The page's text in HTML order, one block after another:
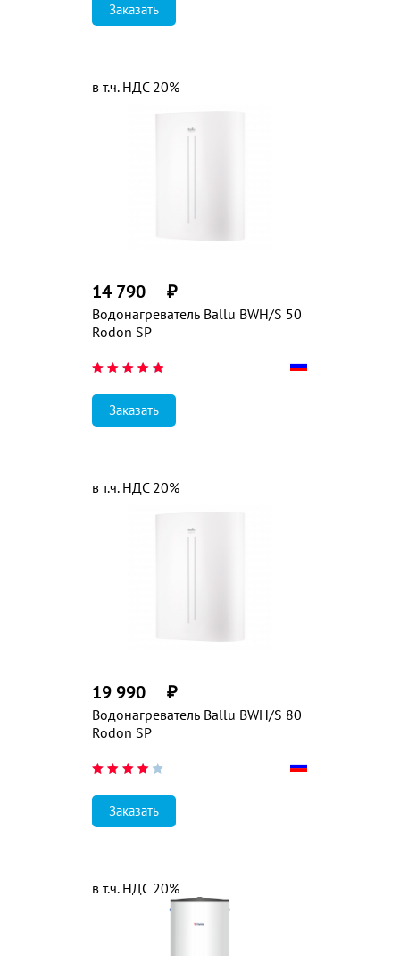
Заказать
Водонагреватель Ballu BWH/S 50
Rodon SP
14 790 ₽
в т.ч. НДС 20%
Заказать
Водонагреватель Ballu BWH/S 80
Rodon SP
19 990 ₽
в т.ч. НДС 20%
Заказать
в т.ч. НДС 20%